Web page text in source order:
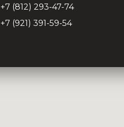
+7 (812) 293-47-74
+7 (921) 391-59-54